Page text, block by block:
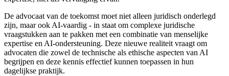
De advocaat van de toekomst moet niet alleen juridisch onderlegd
zijn, maar ook AI-vaardig - in staat om complexe juridische
vraagstukken aan te pakken met een combinatie van menselijke
expertise en AI-ondersteuning. Deze nieuwe realiteit vraagt om
advocaten die zowel de technische als ethische aspecten van AI
begrijpen en deze kennis effectief kunnen toepassen in hun
dagelijkse praktijk.